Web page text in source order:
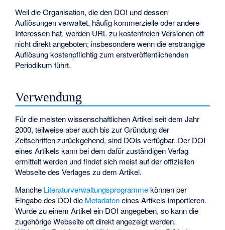
Weil die Organisation, die den DOI und dessen
Auflösungen verwaltet, häufig kommerzielle oder andere
Interessen hat, werden URL zu kostenfreien Versionen oft
nicht direkt angeboten; insbesondere wenn die erstrangige
Auflösung kostenpflichtig zum erstveröffentlichenden
Periodikum führt.
Verwendung
Für die meisten wissenschaftlichen Artikel seit dem Jahr
2000, teilweise aber auch bis zur Gründung der
Zeitschriften zurückgehend, sind DOIs verfügbar. Der DOI
eines Artikels kann bei dem dafür zuständigen Verlag
ermittelt werden und findet sich meist auf der offiziellen
Webseite des Verlages zu dem Artikel.
Manche Literaturverwaltungsprogrammekönnen per
Eingabe des DOI die Metadateneines Artikels importieren.
Wurde zu einem Artikel ein DOI angegeben, so kann die
zugehörige Webseite oft direkt angezeigt werden.